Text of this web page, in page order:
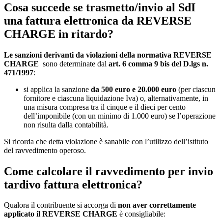
Cosa succede se trasmetto/invio al SdI
una fattura elettronica da REVERSE
CHARGE in ritardo?
Le sanzioni derivanti da violazioni della normativa REVERSE
CHARGE sono determinate dal art. 6 comma 9 bis del D.lgs n.
471/1997:
si applica la sanzione da 500 euro e 20.000 euro (per ciascun
fornitore e ciascuna liquidazione Iva) o, alternativamente, in
una misura compresa tra il cinque e il dieci per cento
dell’imponibile (con un minimo di 1.000 euro) se l’operazione
non risulta dalla contabilità.
Si ricorda che detta violazione è sanabile con l’utilizzo dell’istituto
del ravvedimento operoso.
Come calcolare il ravvedimento per invio
tardivo fattura elettronica?
Qualora il contribuente si accorga di non aver correttamente
applicato il REVERSE CHARGE è consigliabile: